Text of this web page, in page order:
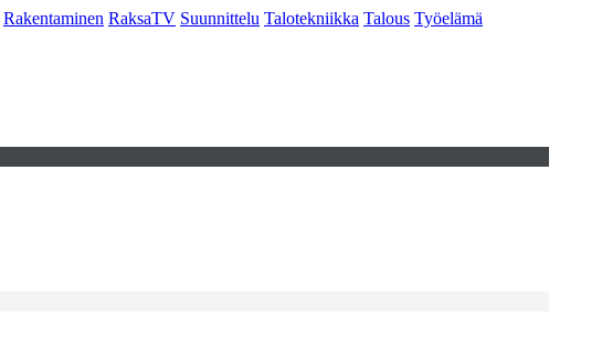
Rakentaminen RaksaTV Suunnittelu Talotekniikka Talous Työelämä